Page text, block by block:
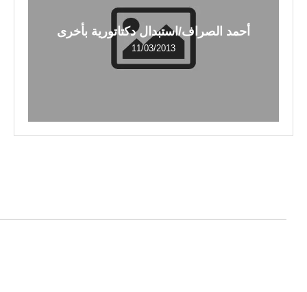
أحمد الصراف/استبدال دكتاتورية بأخرى
11/03/2013